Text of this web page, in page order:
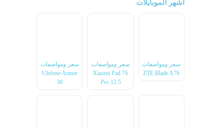
اشهر الموبايلات
سعر ومواصفات
ZTE Blade A76
سعر ومواصفات
Xiaomi Pad 7S
Pro 12.5
سعر ومواصفات
Ulefone Armor
30